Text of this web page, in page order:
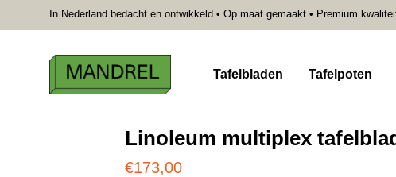
In Nederland bedacht en ontwikkeld • Op maat gemaakt • Premium
Tafelbladen Tafelpoten
Linoleum multiplex
€173,00